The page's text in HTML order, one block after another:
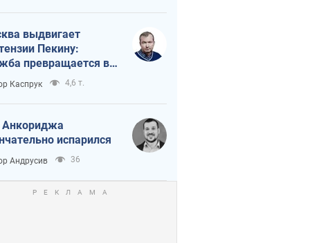
выдвигает
Пекину:
превращается в
России от
Каспрук 4,6 т.
Анкориджа
испарился
Андрусив 36